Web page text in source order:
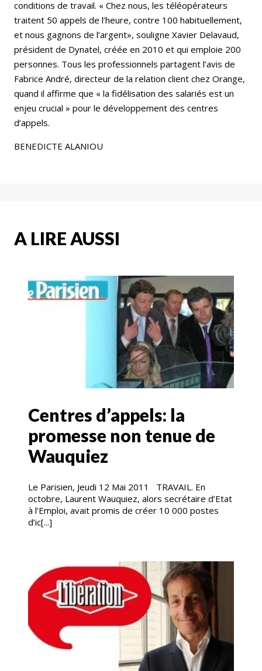
conditions de travail. « Chez nous, les téléopérateurs
traitent 50 appels de l’heure, contre 100 habituellement,
et nous gagnons de l’argent», souligne Xavier Delavaud,
président de Dynatel, créée en 2010 et qui emploie 200
personnes. Tous les professionnels partagent l’avis de
Fabrice André, directeur de la relation client chez Orange,
quand il affirme que « la fidélisation des salariés est un
enjeu crucial » pour le développement des centres
d’appels.
BENEDICTE ALANIOU
A LIRE AUSSI
Centres d’appels: la
promesse non tenue de
Wauquiez
Le Parisien, Jeudi 12 Mai 2011 TRAVAIL. En
octobre, Laurent Wauquiez, alors secrétaire d’Etat
à l’Emploi, avait promis de créer 10 000 postes
d’ic[...]